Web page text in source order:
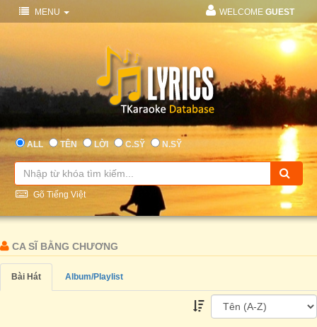
MENU WELCOME GUEST
ALL TÊN LỜI C.SỸ N.SỸ
Gõ Tiếng Việt
CA SĨ BẰNG CHƯƠNG
Bài Hát Album/Playlist